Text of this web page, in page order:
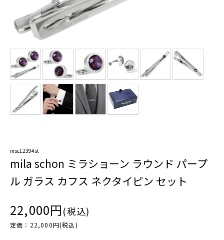
msc12394st
mila schon ミラショーン ラウンド パープ
ル ガラス カフス ネクタイピン セット
22,000円(税込)
定価：22,000円(税込)